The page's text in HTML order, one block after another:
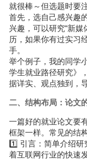
就很棒～但选题时要
首先，选自己感兴趣
兴趣，可以研究“新
历，如果你有过实习
手。
举个例子，我的同学
学生就业路径研究》
据详实、观点独到，
二、结构布局：论文
一篇好的就业论文要
框架一样。常见的结
1️⃣ 引言：简单介绍
着互联网行业的快速